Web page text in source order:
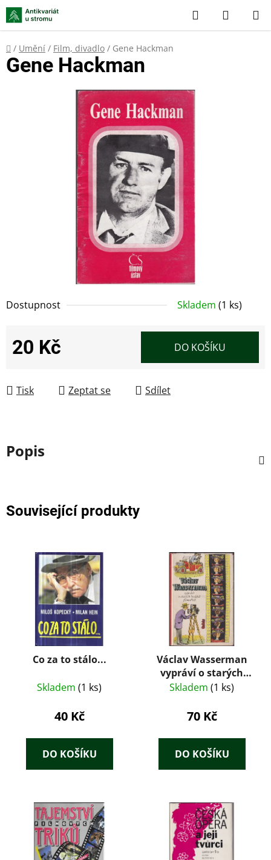
Přejít
na
obsah
Hledat
KOŠÍK
Domů
/ Umění / Film, divadlo / Gene Hackman
Dostupnost Skladem (1 ks)
20 Kč DO KOŠÍKU
Tisk Zeptat se Sdílet
Gene Hackman
Popis
Související produkty
Co za to stálo...
Skladem (1 ks)
40 Kč
DO KOŠÍKU
Václav Wasserman
vypráví o starých
českých filmařích
Skladem (1 ks)
70 Kč
DO KOŠÍKU